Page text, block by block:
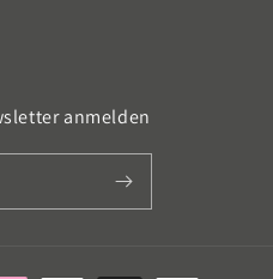
anmelden